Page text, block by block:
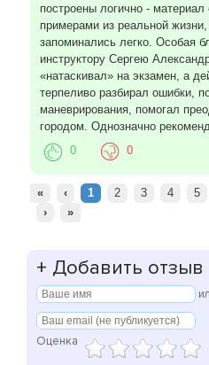
построены логично -
примерами из реальной
запоминались легко. Особая
инструктору Сергею
«натаскивал» на экзамен, а
терпеливо разбирал ошибки,
маневрирования, помогал
городом. Однозначно
0 0
« ‹ 1 2 3 4 5
›
»
+ Добавить отзыв
Оценка